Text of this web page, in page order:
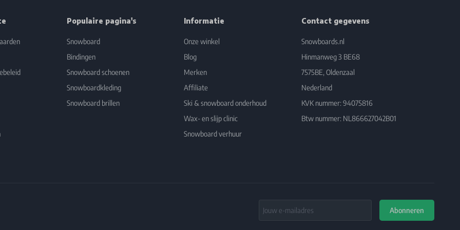
Populaire pagina's
Snowboard
Bindingen
Snowboard schoenen
Snowboardkleding
Snowboard brillen
Informatie
Onze winkel
Blog
Merken
Affiliate
Ski & snowboard onderhoud
Wax- en slijp clinic
Snowboard verhuur
Contact gegevens
Snowboards.nl
Hinmanweg 3 BE68
7575BE, Oldenzaal
Nederland
KVK nummer: 94075816
Btw nummer: NL866627042B01
Email Address Abonneren